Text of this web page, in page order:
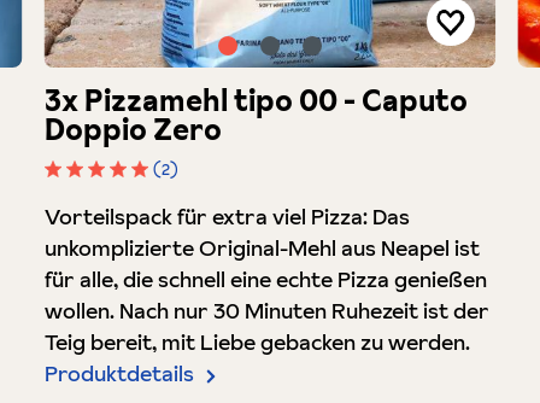
3x Pizzamehl tipo 00 - Caputo
Doppio Zero
(2)
Vorteilspack für extra viel Pizza: Das
unkomplizierte Original-Mehl aus Neapel ist
für alle, die schnell eine echte Pizza genießen
wollen. Nach nur 30 Minuten Ruhezeit ist der
Teig bereit, mit Liebe gebacken zu werden.
Produktdetails